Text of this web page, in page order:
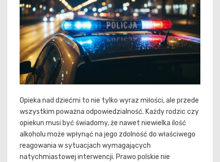
Opieka nad dziećmi to nie tylko wyraz miłości, ale przede
wszystkim poważna odpowiedzialność. Każdy rodzic czy
opiekun musi być świadomy, że nawet niewielka ilość
alkoholu może wpłynąć na jego zdolność do właściwego
reagowania w sytuacjach wymagających
natychmiastowej interwencji. Prawo polskie nie